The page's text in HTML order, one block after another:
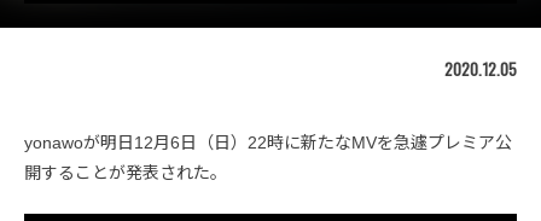
2020.12.05
yonawoが明日12月6日（日）22時に新たなMVを急遽プレミア公
開することが発表された。